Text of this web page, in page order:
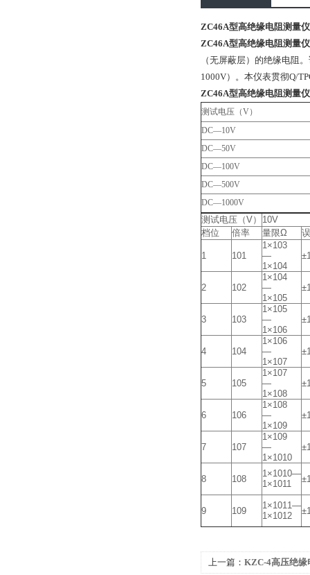
ZC46A型高绝缘电阻测量
ZC46A型高绝缘电阻测量仪
（无屏蔽层）的绝缘电阻。
1000V）。 本仪表贯彻Q/
ZC46A型高绝缘电阻测量
测试电压（V）
DC—10V
DC—50V
DC—100V
DC—500V
DC—1000V
测试电压（V）
10V
档位
倍率 量限Ω
1 101
1×103
—
1×104
2 102
1×104
—
1×105
3 103
1×105
—
1×106
4 104
1×106
—
1×107
5 105
1×107
—
1×108
6 106
1×108
—
1×109
7 107
1×109
—
1×1010
8 108
1×1010—
1×1011
9 109
1×1011—
1×1012
上一篇： KZC-4高压绝缘